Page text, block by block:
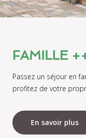
FAMILLE
Passez un séjour en
profitez de votre
En savoir plus